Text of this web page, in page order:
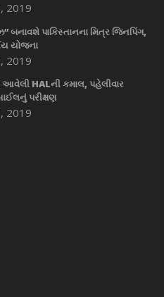
2019
બનાવશે પાકિસ્તાનના મિત્ર જિનપિંગ,
યોજના
2019
આવેલી HALની કમાલ, પહેલીવાર
પરીક્ષણ
2019